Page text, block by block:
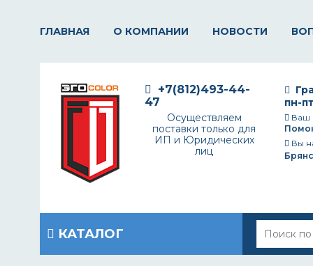
ГЛАВНАЯ О КОМПАНИИ НОВОСТИ
пн-
Ваш
Вы
+7(812)493-44-
47
Осуществляем
поставки только для
ИП и Юридических
лиц
КАТАЛОГ